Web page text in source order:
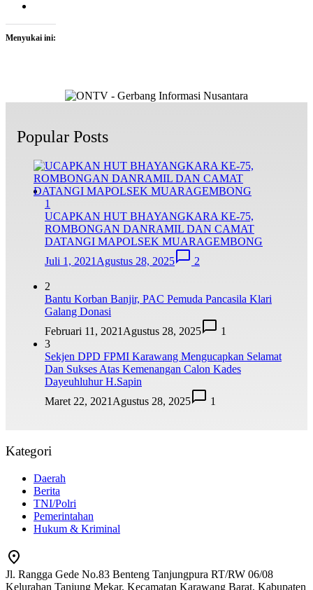
Menyukai ini:
Popular Posts
1
UCAPKAN HUT BHAYANGKARA KE-75,
ROMBONGAN DANRAMIL DAN CAMAT
DATANGI MAPOLSEK MUARAGEMBONG
Juli 1, 2021Agustus 28, 2025 2
2
Bantu Korban Banjir, PAC Pemuda Pancasila Klari
Galang Donasi
Februari 11, 2021Agustus 28, 2025
1
3
Sekjen DPD FPMI Karawang Mengucapkan Selamat
Dan Sukses Atas Kemenangan Calon Kades
Dayeuhluhur H.Sapin
Maret 22, 2021Agustus 28, 2025 1
Kategori
Daerah
Berita
TNI/Polri
Pemerintahan
Hukum & Kriminal
Jl. Rangga Gede No.83 Benteng Tanjungpura RT/RW 06/08
Kelurahan Tanjung Mekar, Kecamatan Karawang Barat, Kabupaten